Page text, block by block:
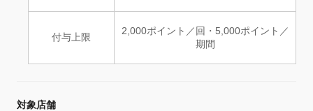
付与上限
2,000ポイント／回・5,000ポイント／
期間
対象店舗